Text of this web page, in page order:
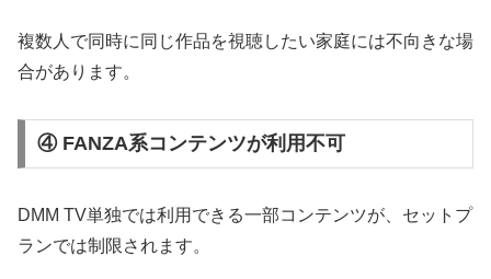
複数人で同時に同じ作品を視聴したい家庭には不向きな場
合があります。
④ FANZA系コンテンツが利用不可
DMM TV単独では利用できる一部コンテンツが、セットプ
ランでは制限されます。